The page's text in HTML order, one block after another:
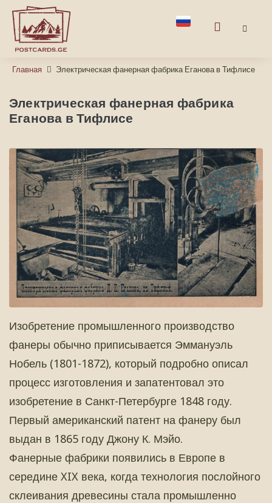
Главная Электрическая фанерная фабрика Еганова в Тифлисе
Электрическая фанерная фабрика
Еганова в Тифлисе
Изобретение промышленного производство
фанеры обычно приписывается Эммануэль
Нобель (1801-1872), который подробно описал
процесс изготовления и запатентовал это
изобретение в Санкт-Петербурге 1848 году.
Первый американский патент на фанеру был
выдан в 1865 году Джону К. Мэйо.
Фанерные фабрики появились в Европе в
середине XIX века, когда технология послойного
склеивания древесины стала промышленно